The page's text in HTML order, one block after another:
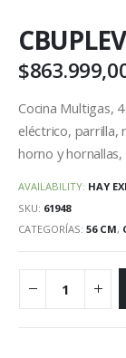
CBUPLEV
$
Cocina Multigas,
eléctrico, parrilla,
horno y hornallas,
AVAILABILITY: HAY
SKU: 61948
CATEGORÍAS: 56 CM,